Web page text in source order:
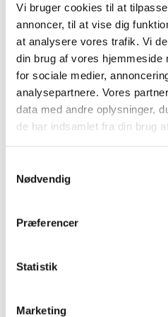
Vi bruger cookies til at
annoncer, til at vise dig
at analysere vores trafik. Vi
din brug af vores hjemmeside
for sociale medier,
analysepartnere. Vores
data med andre oplysninger,
de har indsamlet fra din brug
Nødvendig
Præferencer
Statistik
Marketing
Landbrugsorganisation
bæredygtige kost
parametre.
Kosten skal være:
• Ernæringsmæssig
• Økonomisk tilgængelig
• Kulturelt acceptabel
• Beskyttende og
miljø
Det er vigtigt at tænke
italesættes. Hvad der på
være sundt, er ikke
eller tilgængelig for den